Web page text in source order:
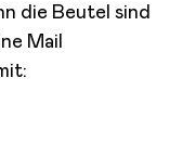
die Beutel sind
Mail